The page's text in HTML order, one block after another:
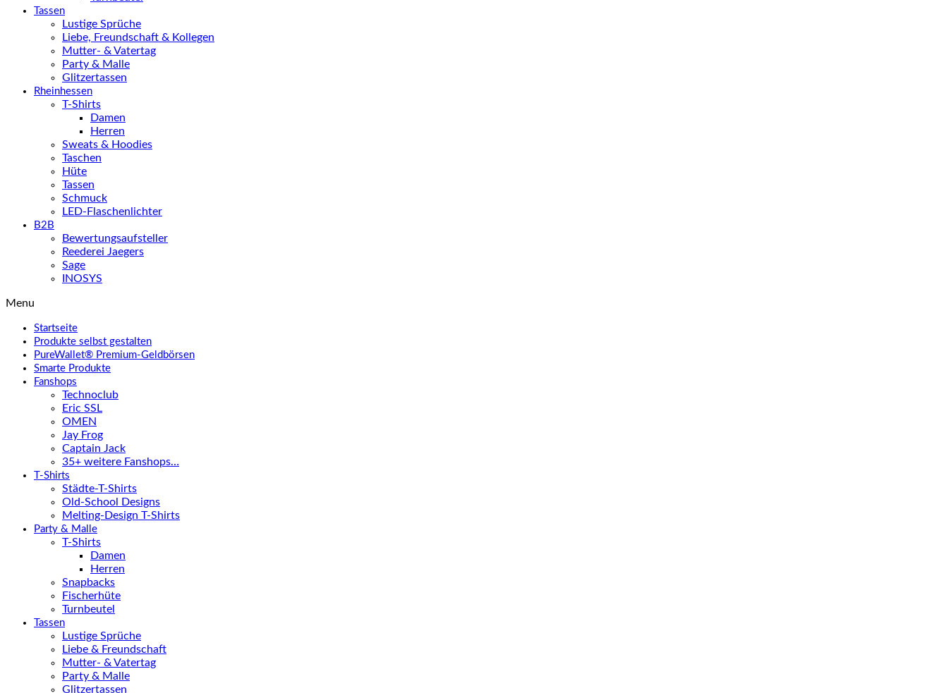
Tassen
Lustige Sprüche
Liebe, Freundschaft & Kollegen
Mutter- & Vatertag
Party & Malle
Glitzertassen
Rheinhessen
T-Shirts
Damen
Herren
Sweats & Hoodies
Taschen
Hüte
Tassen
Schmuck
LED-Flaschenlichter
B2B
Bewertungsaufsteller
Reederei Jaegers
Sage
INOSYS
Menu
Startseite
Produkte selbst gestalten
PureWallet® Premium-Geldbörsen
Smarte Produkte
Fanshops
Technoclub
Eric SSL
OMEN
Jay Frog
Captain Jack
35+ weitere Fanshops…
T-Shirts
Städte-T-Shirts
Old-School Designs
Melting-Design T-Shirts
Party & Malle
T-Shirts
Damen
Herren
Snapbacks
Fischerhüte
Turnbeutel
Tassen
Lustige Sprüche
Liebe & Freundschaft
Mutter- & Vatertag
Party & Malle
Glitzertassen